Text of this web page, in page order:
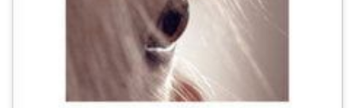
Laurent Sents a 30 ans. Depuis la naissance, il souffre d’une dysplasie de Kniest,
une maladie orpheline évolutive qui le handicape dans ses mouvements et ses
déplacements, et dont les conséquences tant physiologiques que psychologiques
font de sa vie une épreuve qu’il doit relever chaque jour. Pendant 6 ans, il […]